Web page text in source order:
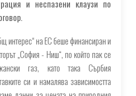
и неспазени клаузи по
.
интерес“ на ЕС беше финансиран и
„София - Ниш“, по който пак се
газ, като така Сърбия
си и намалява зависимостта